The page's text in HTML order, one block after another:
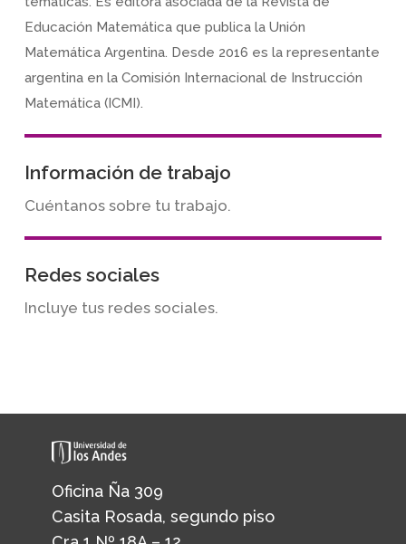
Educación Matemática que publica la Unión
Matemática Argentina. Desde 2016 es la representante
argentina en la Comisión Internacional de Instrucción
Matemática (ICMI).
Información de trabajo
Cuéntanos sobre tu trabajo.
Redes sociales
Incluye tus redes sociales.
Oficina Ña 309
Casita Rosada, segundo piso